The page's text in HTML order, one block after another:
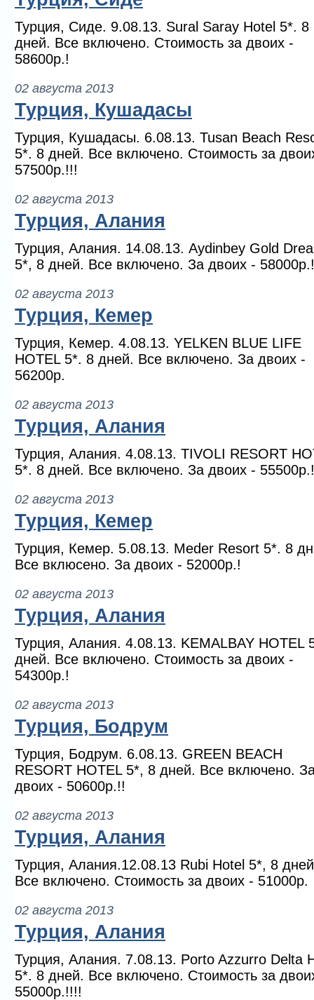
Турция, Сиде. 9.08.13. Sural Saray Hotel 5*. 8
дней. Все включено. Стоимость за двоих -
58600р.!
02 августа 2013
Турция, Кушадасы
Турция, Кушадасы. 6.08.13. Tusan Beach
5*. 8 дней. Все включено. Стоимость за
57500р.!!!
02 августа 2013
Турция, Алания
Турция, Алания. 14.08.13. Aydinbey Gold
5*, 8 дней. Все включено. За двоих - 58000р.!
02 августа 2013
Турция, Кемер
Турция, Кемер. 4.08.13. YELKEN BLUE LIFE
HOTEL 5*. 8 дней. Все включено. За двоих -
56200р.
02 августа 2013
Турция, Алания
Турция, Алания. 4.08.13. TIVOLI RESORT
5*. 8 дней. Все включено. За двоих - 55500р.!
02 августа 2013
Турция, Кемер
Турция, Кемер. 5.08.13. Meder Resort 5*. 8
Все вклюсено. За двоих - 52000р.!
02 августа 2013
Турция, Алания
Турция, Алания. 4.08.13. KEMALBAY HOTEL
дней. Все включено. Стоимость за двоих -
54300р.!
02 августа 2013
Турция, Бодрум
Турция, Бодрум. 6.08.13. GREEN BEACH
RESORT HOTEL 5*, 8 дней. Все включено.
двоих - 50600р.!!
02 августа 2013
Турция, Алания
Турция, Алания.12.08.13 Rubi Hotel 5*, 8
Все включено. Стоимость за двоих - 51000р.
02 августа 2013
Турция, Алания
Турция, Алания. 7.08.13. Porto Azzurro Delta
5*. 8 дней. Все включено. Стоимость за
55000р.!!!!